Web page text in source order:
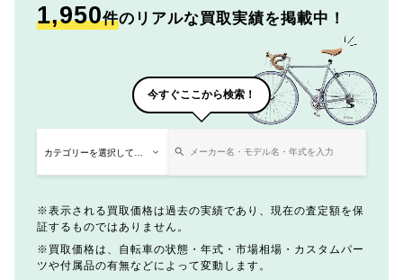
1,950件のリアルな買取実績を掲載中！
今すぐここから検索！
表示される買取価格は過去の実績であり、現在の査定額を保
証するものではありません。
買取価格は、自転車の状態・年式・市場相場・カスタムパー
ツや付属品の有無などによって変動します。